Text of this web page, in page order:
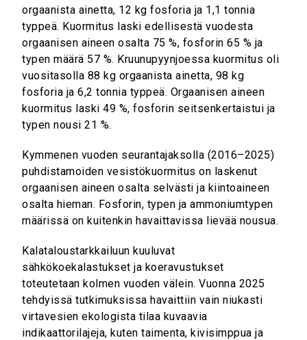
orgaanista ainetta, 12 kg fosforia ja 1,1 tonnia
typpeä. Kuormitus laski edellisestä vuodesta
orgaanisen aineen osalta 75 %, fosforin 65 % ja
typen määrä 57 %. Kruunupyynjoessa kuormitus oli
vuositasolla 88 kg orgaanista ainetta, 98 kg
fosforia ja 6,2 tonnia typpeä. Orgaanisen aineen
kuormitus laski 49 %, fosforin seitsenkertaistui ja
typen nousi 21 %.
Kymmenen vuoden seurantajaksolla (2016–2025)
puhdistamoiden vesistökuormitus on laskenut
orgaanisen aineen osalta selvästi ja kiintoaineen
osalta hieman. Fosforin, typen ja ammoniumtypen
määrissä on kuitenkin havaittavissa lievää nousua.
Kalataloustarkkailuun kuuluvat
sähkökoekalastukset ja koeravustukset
toteutetaan kolmen vuoden välein. Vuonna 2025
tehdyissä tutkimuksissa havaittiin vain niukasti
virtavesien ekologista tilaa kuvaavia
indikaattorilajeja, kuten taimenta, kivisimppua ja